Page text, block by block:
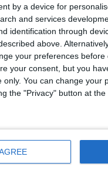
by a device for
and services
identification through
above.
your preferences before
your consent, but you
You can change your
the "Privacy" button at the